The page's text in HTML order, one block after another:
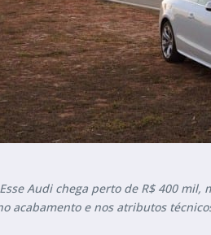
Esse Audi chega perto de R$ 400 mil,
acabamento e nos atributos